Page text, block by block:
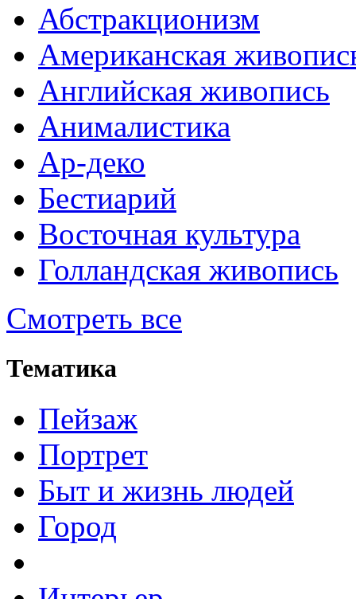
Абстракционизм
Американская
Английская живопись
Анималистика
Ар-деко
Бестиарий
Восточная культура
Голландская живопись
Смотреть все
Тематика
Пейзаж
Портрет
Быт и жизнь людей
Город